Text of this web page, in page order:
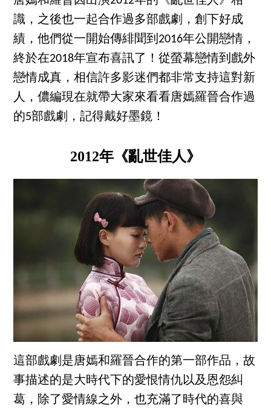
識，之後也一起合作過多部戲劇，創下好成
績，他們從一開始傳緋聞到2016年公開戀情，
終於在2018年宣布喜訊了！從螢幕戀情到戲外
戀情成真，相信許多影迷們都非常支持這對新
人，儂編現在就帶大家來看看唐嫣羅晉合作過
的5部戲劇，記得戴好墨鏡！
2012年《亂世佳人》
這部戲劇是唐嫣和羅晉合作的第一部作品，故
事描述的是大時代下的愛恨情仇以及恩怨糾
葛，除了愛情線之外，也充滿了時代的喜與